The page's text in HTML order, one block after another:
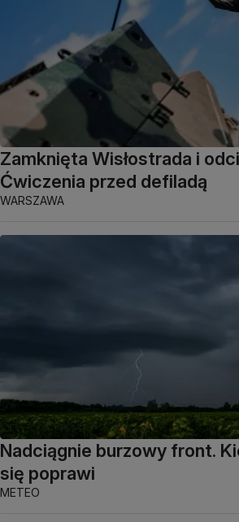
Zamknięta Wisłostrada i
Ćwiczenia przed defiladą
WARSZAWA
Nadciągnie burzowy front.
się poprawi
METEO